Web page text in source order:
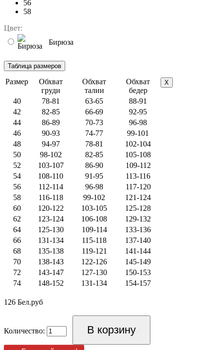
56
58
Цвет:
Бирюза
Размер
Обхват
груди
Обхват
талии
Обхват
бедер
X
40 78-81 63-65
88-91
42
82-85 66-69
92-95
44
86-89 70-73
96-98
46
90-93 74-77
99-101
48
94-97 78-81
102-104
50
98-102 82-85
105-108
52
103-107 86-90
109-112
54
108-110 91-95
113-116
56
112-114 96-98
117-120
58
116-118 99-102
121-124
60
120-122 103-105
125-128
62
123-124 106-108
129-132
64
125-130 109-114
133-136
66
131-134 115-118
137-140
68
135-138 119-121
141-144
70
138-143 122-126
145-149
72
143-147 127-130
150-153
74
148-152 131-134 154-157
126 Бел.руб
Количество: